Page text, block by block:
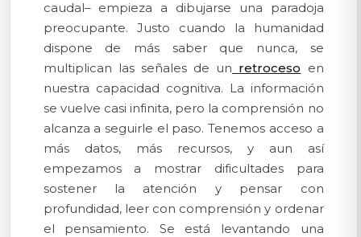
caudal– empieza a dibujarse una paradoja
preocupante. Justo cuando la humanidad
dispone de más saber que nunca, se
multiplican las señales de un retroceso en
nuestra capacidad cognitiva. La información
se vuelve casi infinita, pero la comprensión no
alcanza a seguirle el paso. Tenemos acceso a
más datos, más recursos, y aun así
empezamos a mostrar dificultades para
sostener la atención y pensar con
profundidad, leer con comprensión y ordenar
el pensamiento. Se está levantando una